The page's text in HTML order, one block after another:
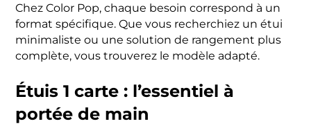
Chez Color Pop, chaque besoin correspond à un
format spécifique. Que vous recherchiez un étui
minimaliste ou une solution de rangement plus
complète, vous trouverez le modèle adapté.
Étuis 1 carte : l’essentiel à
portée de main